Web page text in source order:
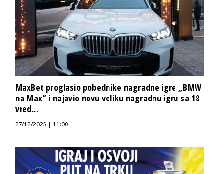
MaxBet proglasio pobednike nagradne igre „BMW
na Max” i najavio novu veliku nagradnu igru sa 18
vred...
27/12/2025 | 11:00